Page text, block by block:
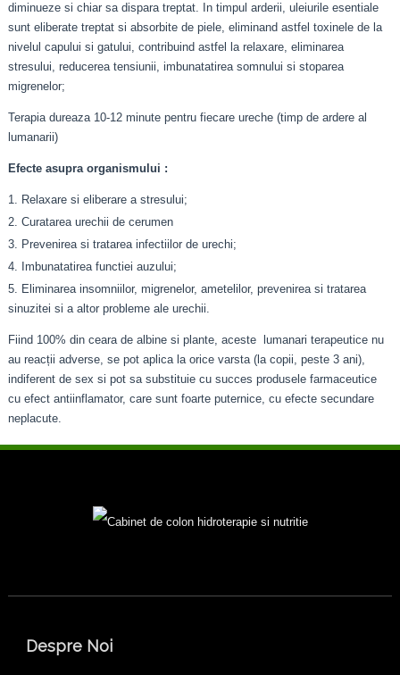
diminueze si chiar sa dispara treptat. In timpul arderii, uleiurile esentiale
sunt eliberate treptat si absorbite de piele, eliminand astfel toxinele de la
nivelul capului si gatului, contribuind astfel la relaxare, eliminarea
stresului, reducerea tensiunii, imbunatatirea somnului si stoparea
migrenelor;
Terapia dureaza 10-12 minute pentru fiecare ureche (timp de ardere al
lumanarii)
Efecte asupra organismului :
Relaxare si eliberare a stresului;
Curatarea urechii de cerumen
Prevenirea si tratarea infectiilor de urechi;
Imbunatatirea functiei auzului;
Eliminarea insomniilor, migrenelor, ametelilor, prevenirea si tratarea
sinuzitei si a altor probleme ale urechii.
Fiind 100% din ceara de albine si plante, aceste lumanari terapeutice nu
au reacții adverse, se pot aplica la orice varsta (la copii, peste 3 ani),
indiferent de sex si pot sa substituie cu succes produsele farmaceutice
cu efect antiinflamator, care sunt foarte puternice, cu efecte secundare
neplacute.
Despre Noi